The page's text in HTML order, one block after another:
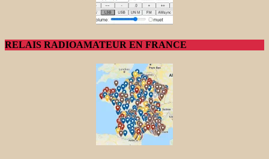
RELAIS RADIOAMATEUR EN FRANCE